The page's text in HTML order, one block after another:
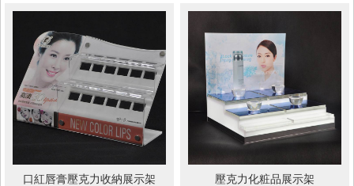
口紅唇膏壓克力收納展示架 壓克力化粧品展示架